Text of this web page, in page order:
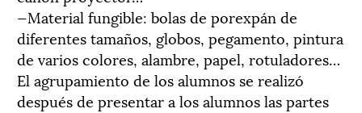
—Material fungible: bolas de porexpán de
diferentes tamaños, globos, pegamento, pintura
de varios colores, alambre, papel, rotuladores…
El agrupamiento de los alumnos se realizó
después de presentar a los alumnos las partes